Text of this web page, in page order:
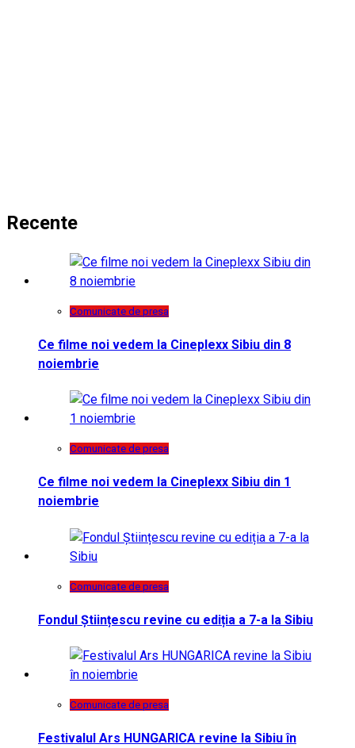
Recente
Comunicate de presa
Ce filme noi vedem la Cineplexx Sibiu din 8
noiembrie
Comunicate de presa
Ce filme noi vedem la Cineplexx Sibiu din 1
noiembrie
Comunicate de presa
Fondul Științescu revine cu ediția a 7-a la Sibiu
Comunicate de presa
Festivalul Ars HUNGARICA revine la Sibiu în